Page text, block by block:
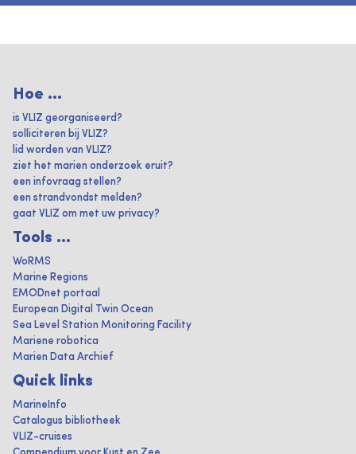
Hoe ...
is VLIZ georganiseerd?
solliciteren bij VLIZ?
lid worden van VLIZ?
ziet het marien onderzoek eruit?
een infovraag stellen?
een strandvondst melden?
gaat VLIZ om met uw privacy?
Tools ...
WoRMS
Marine Regions
EMODnet portaal
European Digital Twin Ocean
Sea Level Station Monitoring Facility
Mariene robotica
Marien Data Archief
Quick links
MarineInfo
Catalogus bibliotheek
VLIZ-cruises